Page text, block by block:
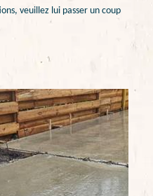
veuillez lui passer un coup